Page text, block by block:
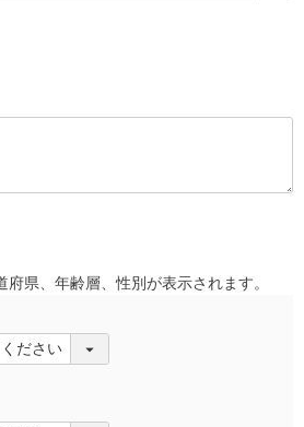
県、年齢層、性別が表示されます。